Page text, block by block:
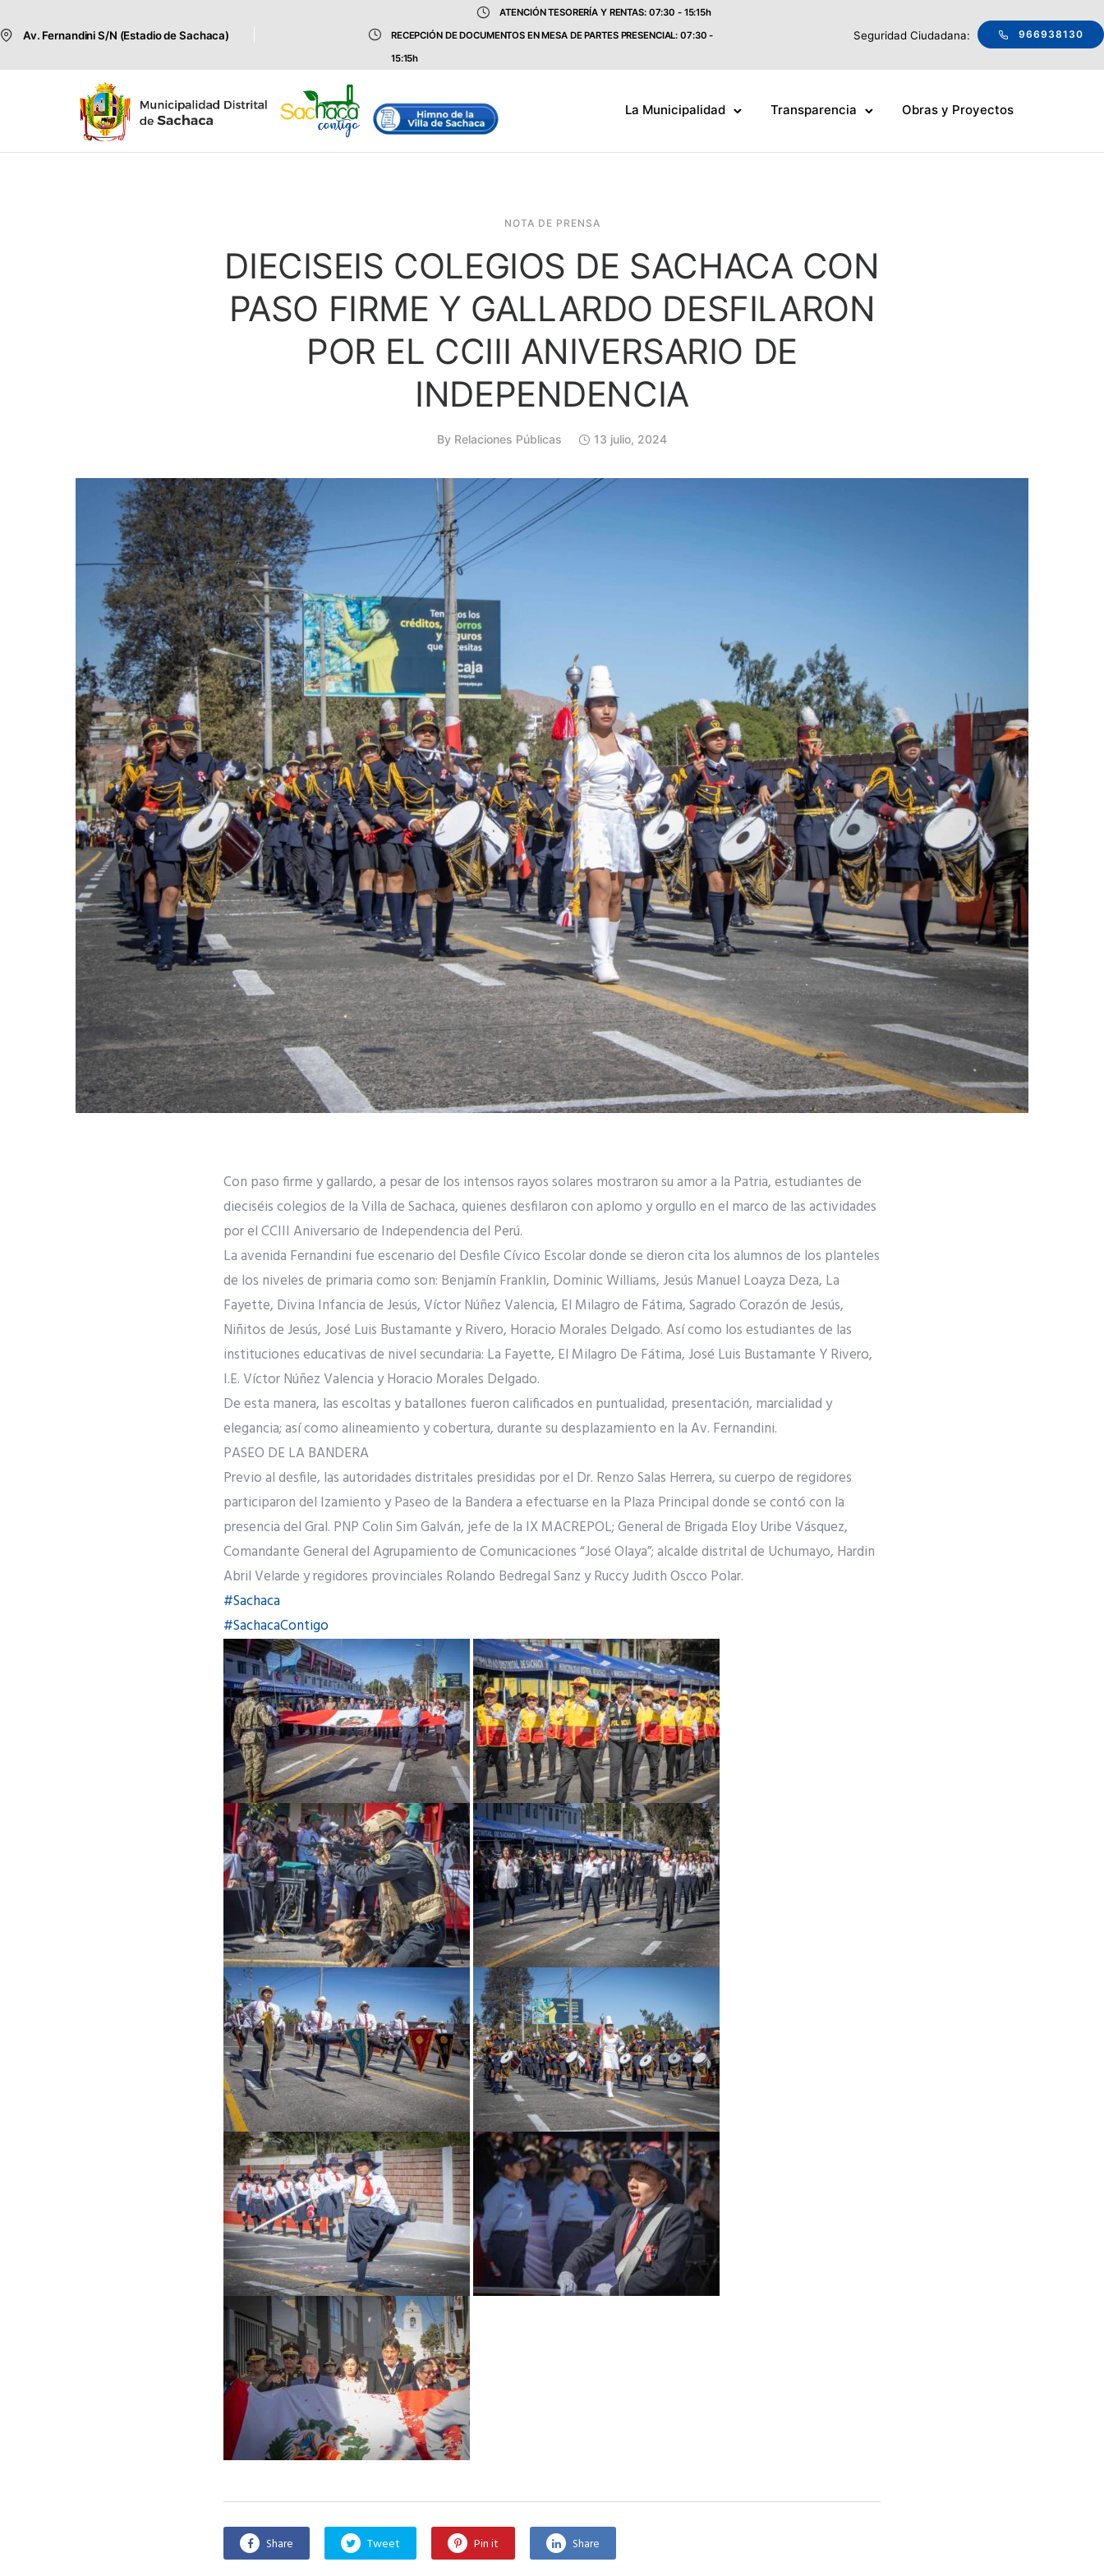
Av. Fernandini S/N (Estadio de Sachaca)
ATENCIÓN TESORERÍA Y RENTAS: 07:30 - 15:15h
RECEPCIÓN DE DOCUMENTOS EN MESA DE PARTES PRESENCIAL: 07:30 -
15:15h
Seguridad Ciudadana: 966938130
La Municipalidad Transparencia Obras y Proyectos
NOTA DE PRENSA
DIECISEIS COLEGIOS DE SACHACA CON
PASO FIRME Y GALLARDO DESFILARON
POR EL CCIII ANIVERSARIO DE
INDEPENDENCIA
By Relaciones Públicas 13 julio, 2024
Con paso firme y gallardo, a pesar de los intensos rayos solares mostraron su amor a la Patria, estudiantes de
dieciséis colegios de la Villa de Sachaca, quienes desfilaron con aplomo y orgullo en el marco de las actividades
por el CCIII Aniversario de Independencia del Perú.
La avenida Fernandini fue escenario del Desfile Cívico Escolar donde se dieron cita los alumnos de los planteles
de los niveles de primaria como son: Benjamín Franklin, Dominic Williams, Jesús Manuel Loayza Deza, La
Fayette, Divina Infancia de Jesús, Víctor Núñez Valencia, El Milagro de Fátima, Sagrado Corazón de Jesús,
Niñitos de Jesús, José Luis Bustamante y Rivero, Horacio Morales Delgado. Así como los estudiantes de las
instituciones educativas de nivel secundaria: La Fayette, El Milagro De Fátima, José Luis Bustamante Y Rivero,
I.E. Víctor Núñez Valencia y Horacio Morales Delgado.
De esta manera, las escoltas y batallones fueron calificados en puntualidad, presentación, marcialidad y
elegancia; así como alineamiento y cobertura, durante su desplazamiento en la Av. Fernandini.
PASEO DE LA BANDERA
Previo al desfile, las autoridades distritales presididas por el Dr. Renzo Salas Herrera, su cuerpo de regidores
participaron del Izamiento y Paseo de la Bandera a efectuarse en la Plaza Principal donde se contó con la
presencia del Gral. PNP Colin Sim Galván, jefe de la IX MACREPOL; General de Brigada Eloy Uribe Vásquez,
Comandante General del Agrupamiento de Comunicaciones “José Olaya”; alcalde distrital de Uchumayo, Hardin
Abril Velarde y regidores provinciales Rolando Bedregal Sanz y Ruccy Judith Oscco Polar.
#Sachaca
#SachacaContigo
Share Tweet Pin it Share